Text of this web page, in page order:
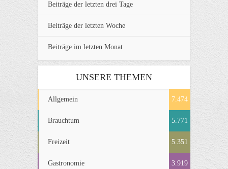
Beiträge der letzten drei Tage
Beiträge der letzten Woche
Beiträge im letzten Monat
UNSERE THEMEN
Allgemein 7.474
Brauchtum 5.771
Freizeit 5.351
Gastronomie 3.919